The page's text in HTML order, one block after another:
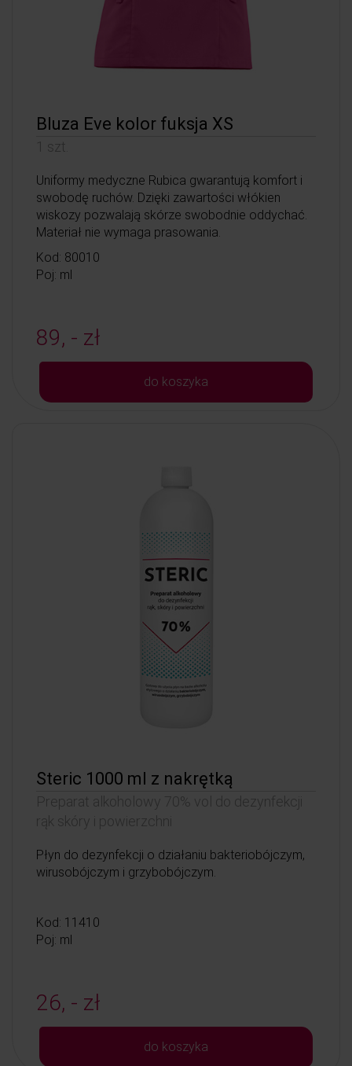
Bluza Eve kolor fuksja XS
1 szt.
Uniformy medyczne Rubica gwarantują komfort i
swobodę ruchów. Dzięki zawartości włókien
wiskozy pozwalają skórze swobodnie oddychać.
Materiał nie wymaga prasowania.
Kod: 80010
Poj: ml
89, - zł
do koszyka
Steric 1000 ml z nakrętką
Preparat alkoholowy 70% vol do dezynfekcji
rąk skóry i powierzchni
Płyn do dezynfekcji o działaniu bakteriobójczym,
wirusobójczym i grzybobójczym.
Kod: 11410
Poj: ml
26, - zł
do koszyka